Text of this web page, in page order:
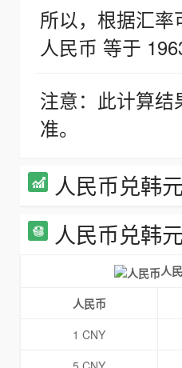
所以，根据汇
人民币 等于
注意：此计算
准。
人民币兑韩
人民币兑韩
人
人民币
1 CNY